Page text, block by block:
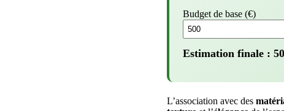
Budget de base (€)
Estimation finale :
L’association avec des